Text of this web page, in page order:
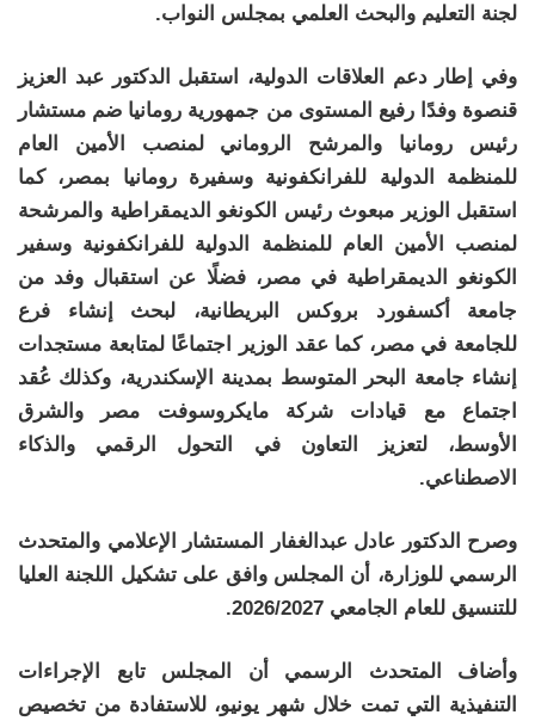
لجنة التعليم والبحث العلمي بمجلس النواب.
وفي إطار دعم العلاقات الدولية، استقبل الدكتور عبد العزيز
قنصوة وفدًا رفيع المستوى من جمهورية رومانيا ضم مستشار
رئيس رومانيا والمرشح الروماني لمنصب الأمين العام
للمنظمة الدولية للفرانكفونية وسفيرة رومانيا بمصر، كما
استقبل الوزير مبعوث رئيس الكونغو الديمقراطية والمرشحة
لمنصب الأمين العام للمنظمة الدولية للفرانكفونية وسفير
الكونغو الديمقراطية في مصر، فضلًا عن استقبال وفد من
جامعة أكسفورد بروكس البريطانية، لبحث إنشاء فرع
للجامعة في مصر، كما عقد الوزير اجتماعًا لمتابعة مستجدات
إنشاء جامعة البحر المتوسط بمدينة الإسكندرية، وكذلك عُقد
اجتماع مع قيادات شركة مايكروسوفت مصر والشرق
الأوسط، لتعزيز التعاون في التحول الرقمي والذكاء
الاصطناعي.
وصرح الدكتور عادل عبدالغفار المستشار الإعلامي والمتحدث
الرسمي للوزارة، أن المجلس وافق على تشكيل اللجنة العليا
للتنسيق للعام الجامعي 2026/2027.
وأضاف المتحدث الرسمي أن المجلس تابع الإجراءات
التنفيذية التي تمت خلال شهر يونيو، للاستفادة من تخصيص